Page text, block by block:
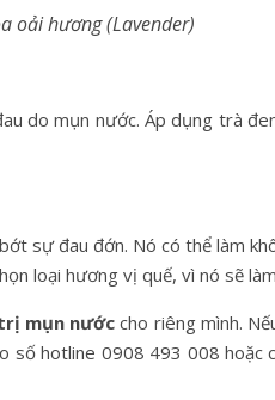
oải hương (Lavender)
do mụn nước. Áp dụng trà
sự đau đớn. Nó có thể làm
loại hương vị quế, vì nó sẽ
mụn nước cho riêng mình.
số hotline 0908 493 008 hoặc